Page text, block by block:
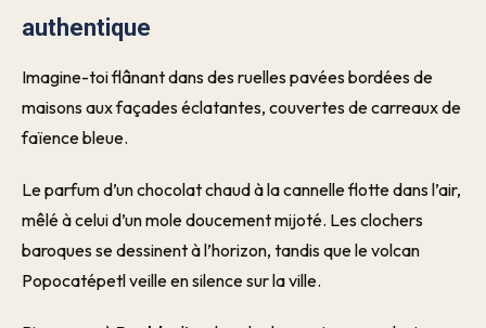
authentique
Imagine-toi flânant dans des ruelles pavées bordées de
maisons aux façades éclatantes, couvertes de carreaux de
faïence bleue.
Le parfum d’un chocolat chaud à la cannelle flotte dans l’air,
mêlé à celui d’un mole doucement mijoté. Les clochers
baroques se dessinent à l’horizon, tandis que le volcan
Popocatépetl veille en silence sur la ville.